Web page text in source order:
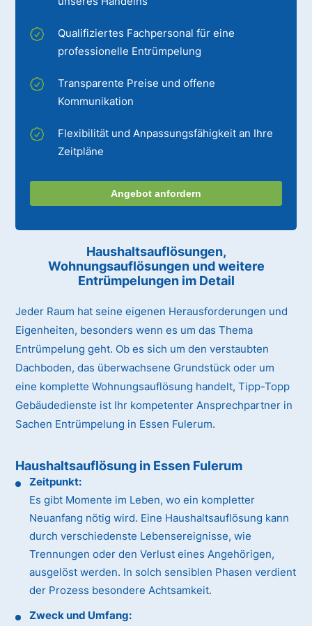
Qualifiziertes Fachpersonal für eine
professionelle Entrümpelung
Transparente Preise und offene
Kommunikation
Flexibilität und Anpassungsfähigkeit an Ihre
Zeitpläne
Angebot anfordern
Haushaltsauflösungen,
Wohnungsauflösungen und weitere
Entrümpelungen im Detail
Jeder Raum hat seine eigenen Herausforderungen und
Eigenheiten, besonders wenn es um das Thema
Entrümpelung geht. Ob es sich um den verstaubten
Dachboden, das überwachsene Grundstück oder um
eine komplette Wohnungsauflösung handelt, Tipp-Topp
Gebäudedienste ist Ihr kompetenter Ansprechpartner in
Sachen Entrümpelung in Essen Fulerum.
Haushaltsauflösung in Essen Fulerum
Zeitpunkt:
Es gibt Momente im Leben, wo ein kompletter
Neuanfang nötig wird. Eine Haushaltsauflösung kann
durch verschiedenste Lebensereignisse, wie
Trennungen oder den Verlust eines Angehörigen,
ausgelöst werden. In solch sensiblen Phasen verdient
der Prozess besondere Achtsamkeit.
Zweck und Umfang: